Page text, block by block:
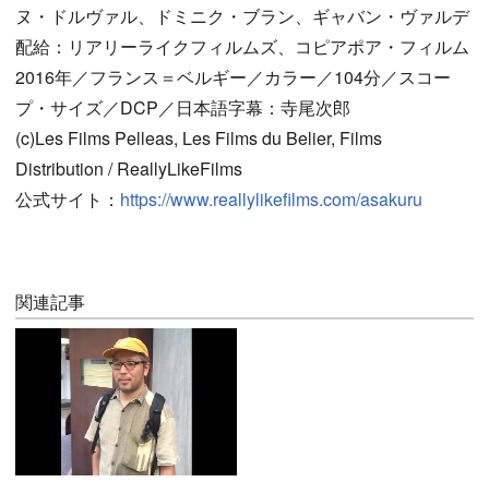
ヌ・ドルヴァル、ドミニク・ブラン、ギャバン・ヴァルデ
配給：リアリーライクフィルムズ、コピアポア・フィルム
2016年／フランス＝ベルギー／カラー／104分／スコー
プ・サイズ／DCP／日本語字幕：寺尾次郎
(c)Les Films Pelleas, Les Films du Belier, Films
Distribution / ReallyLikeFilms
公式サイト： https://www.reallylikefilms.com/asakuru
関連記事